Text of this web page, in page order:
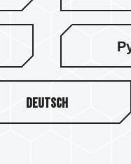
로고와
LAB의 우수한 R&D 역
메모리 주파수의
가 더해져 더욱 독보적
Deutsch